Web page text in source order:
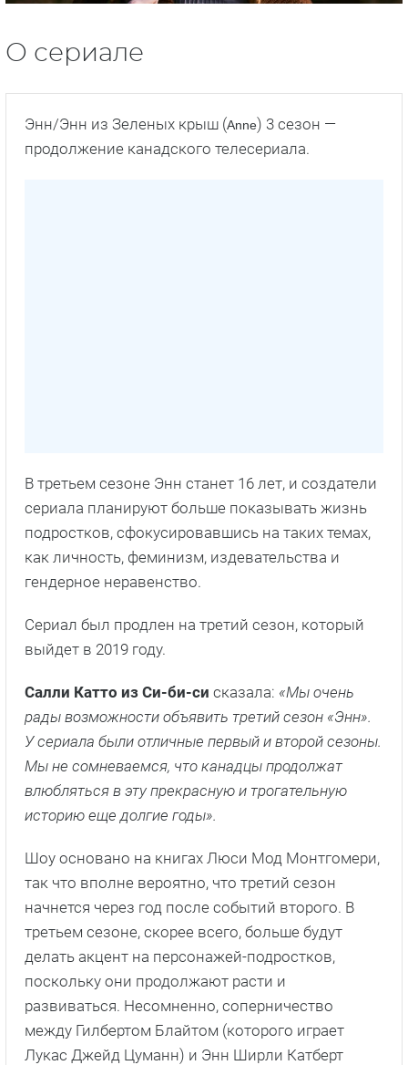
О сериале
Энн/Энн из Зеленых крыш (Anne) 3 сезон —
продолжение канадского телесериала.
В третьем сезоне Энн станет 16 лет, и создатели
сериала планируют больше показывать жизнь
подростков, сфокусировавшись на таких темах,
как личность, феминизм, издевательства и
гендерное неравенство.
Сериал был продлен на третий сезон, который
выйдет в 2019 году.
Салли Катто из Си-би-си сказала: «Мы очень
рады возможности объявить третий сезон «Энн».
У сериала были отличные первый и второй сезоны.
Мы не сомневаемся, что канадцы продолжат
влюбляться в эту прекрасную и трогательную
историю еще долгие годы».
Шоу основано на книгах Люси Мод Монтгомери,
так что вполне вероятно, что третий сезон
начнется через год после событий второго. В
третьем сезоне, скорее всего, больше будут
делать акцент на персонажей-подростков,
поскольку они продолжают расти и
развиваться. Несомненно, соперничество
между Гилбертом Блайтом (которого играет
Лукас Джейд Цуманн) и Энн Ширли Катберт